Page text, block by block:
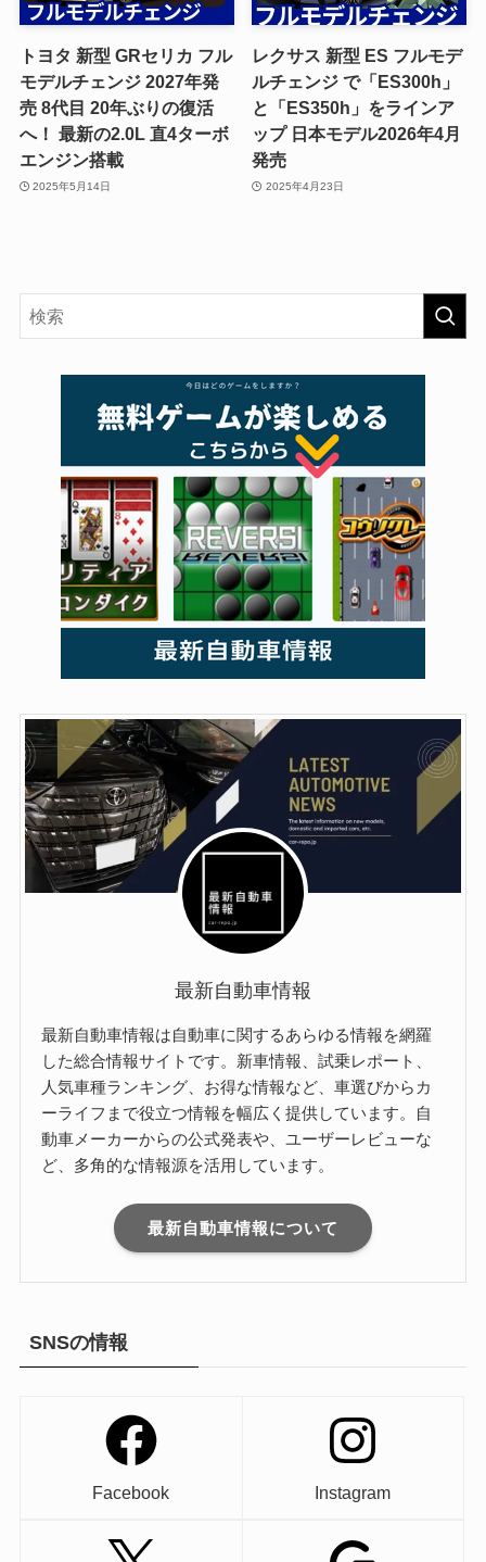
トヨタ 新型 GRセリカ フル
モデルチェンジ 2027年発
売 8代目 20年ぶりの復活
へ！ 最新の2.0L 直4ターボ
エンジン搭載
2025年5月14日
レクサス 新型 ES フルモデ
ルチェンジ で「ES300h」
と「ES350h」をラインア
ップ 日本モデル2026年4月
発売
2025年4月23日
最新自動車情報
最新自動車情報は自動車に関するあらゆる情報を網羅
した総合情報サイトです。新車情報、試乗レポート、
人気車種ランキング、お得な情報など、車選びからカ
ーライフまで役立つ情報を幅広く提供しています。自
動車メーカーからの公式発表や、ユーザーレビューな
ど、多角的な情報源を活用しています。
最新自動車情報について
SNSの情報
Facebook Instagram